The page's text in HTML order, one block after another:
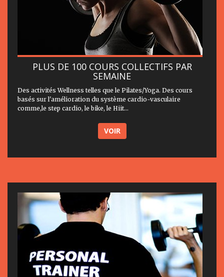
PLUS DE 100 COURS COLLECTIFS PAR
SEMAINE
Des activités Wellness telles que le Pilates/Yoga. Des cours
basés sur l'amélioration du système cardio-vasculaire
comme,le step cardio, le bike, le Hiit...
VOIR